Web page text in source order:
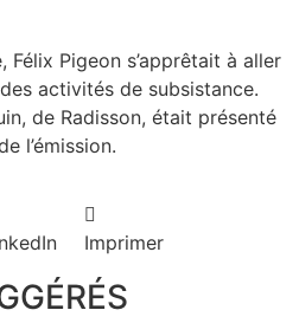
Félix Pigeon s’apprêtait à aller
activités de subsistance.
de Radisson, était présenté
l’émission.
Imprimer